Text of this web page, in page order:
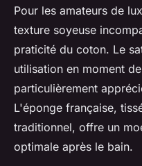
Pour les amateurs de
texture soyeuse
praticité du coton. Le
utilisation en moment
particulièrement
L'éponge française,
traditionnel, offre un
optimale après le bain.